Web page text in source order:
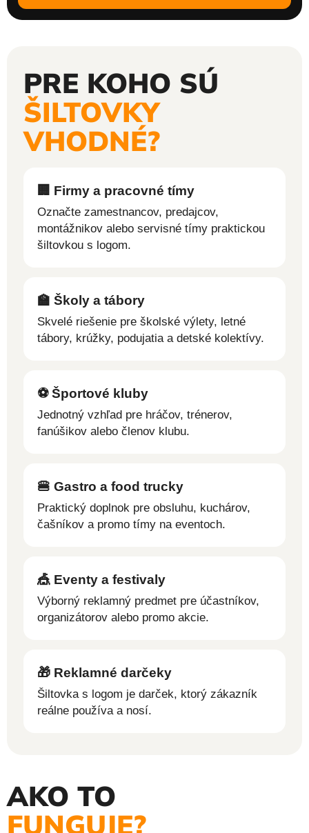
PRE KOHO SÚ
ŠILTOVKY
VHODNÉ?
🏢 Firmy a pracovné tímy
Označte zamestnancov, predajcov,
montážnikov alebo servisné tímy praktickou
šiltovkou s logom.
🏫 Školy a tábory
Skvelé riešenie pre školské výlety, letné
tábory, krúžky, podujatia a detské kolektívy.
⚽ Športové kluby
Jednotný vzhľad pre hráčov, trénerov,
fanúšikov alebo členov klubu.
🍔 Gastro a food trucky
Praktický doplnok pre obsluhu, kuchárov,
čašníkov a promo tímy na eventoch.
🎪 Eventy a festivaly
Výborný reklamný predmet pre účastníkov,
organizátorov alebo promo akcie.
🎁 Reklamné darčeky
Šiltovka s logom je darček, ktorý zákazník
reálne používa a nosí.
AKO TO
FUNGUJE?